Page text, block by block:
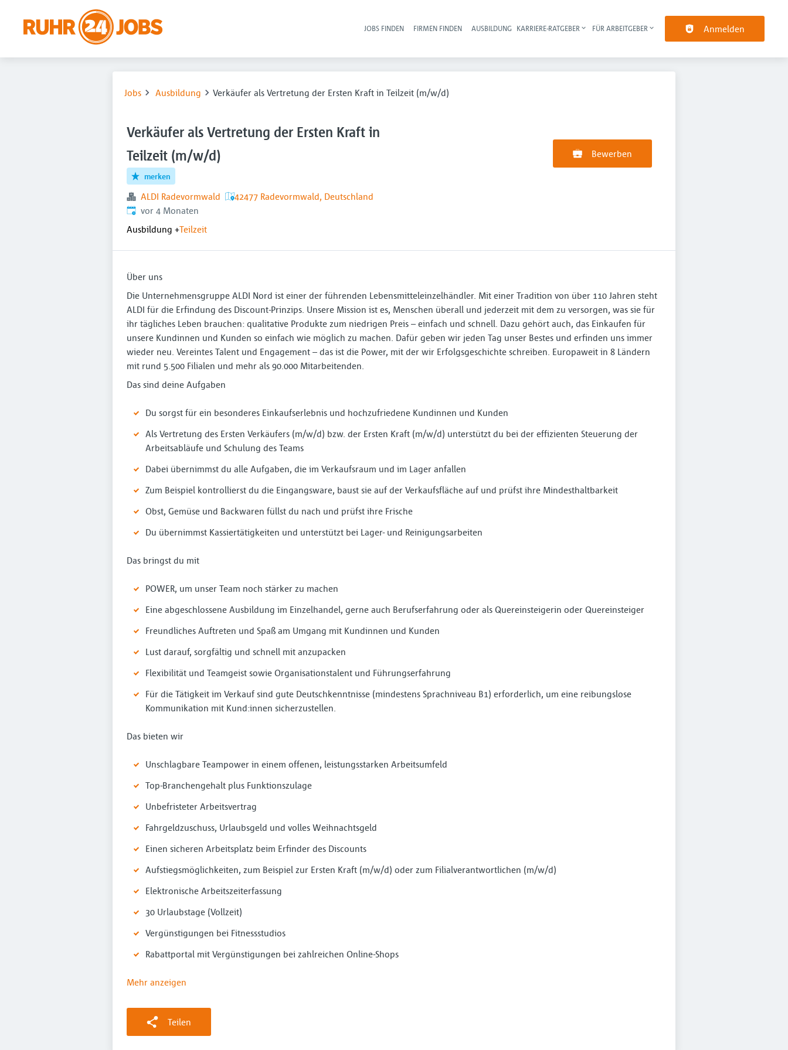
Haupt-Navigation
JOBS FINDEN FIRMEN FINDEN AUSBILDUNG KARRIERE-RATGEBER FÜR ARBEITGEBER Anmelden
Jobs Ausbildung Verkäufer als Vertretung der Ersten Kraft in Teilzeit (m/w/d)
Verkäufer als Vertretung der Ersten Kraft in
Teilzeit (m/w/d)
merken
ALDI Radevormwald
42477 Radevormwald, Deutschland
Veröffentlicht:
vor 4 Monaten
Ausbildung +Teilzeit
Bewerben
Über uns
Die Unternehmensgruppe ALDI Nord ist einer der führenden Lebensmitteleinzelhändler. Mit einer Tradition von über 110 Jahren steht
ALDI für die Erfindung des Discount-Prinzips. Unsere Mission ist es, Menschen überall und jederzeit mit dem zu versorgen, was sie für
ihr tägliches Leben brauchen: qualitative Produkte zum niedrigen Preis – einfach und schnell. Dazu gehört auch, das Einkaufen für
unsere Kundinnen und Kunden so einfach wie möglich zu machen. Dafür geben wir jeden Tag unser Bestes und erfinden uns immer
wieder neu. Vereintes Talent und Engagement – das ist die Power, mit der wir Erfolgsgeschichte schreiben. Europaweit in 8 Ländern
mit rund 5.500 Filialen und mehr als 90.000 Mitarbeitenden.
Das sind deine Aufgaben
Du sorgst für ein besonderes Einkaufserlebnis und hochzufriedene Kundinnen und Kunden
Als Vertretung des Ersten Verkäufers (m/w/d) bzw. der Ersten Kraft (m/w/d) unterstützt du bei der effizienten Steuerung der
Arbeitsabläufe und Schulung des Teams
Dabei übernimmst du alle Aufgaben, die im Verkaufsraum und im Lager anfallen
Zum Beispiel kontrollierst du die Eingangsware, baust sie auf der Verkaufsfläche auf und prüfst ihre Mindesthaltbarkeit
Obst, Gemüse und Backwaren füllst du nach und prüfst ihre Frische
Du übernimmst Kassiertätigkeiten und unterstützt bei Lager- und Reinigungsarbeiten
Das bringst du mit
POWER, um unser Team noch stärker zu machen
Eine abgeschlossene Ausbildung im Einzelhandel, gerne auch Berufserfahrung oder als Quereinsteigerin oder Quereinsteiger
Freundliches Auftreten und Spaß am Umgang mit Kundinnen und Kunden
Lust darauf, sorgfältig und schnell mit anzupacken
Flexibilität und Teamgeist sowie Organisationstalent und Führungserfahrung
Für die Tätigkeit im Verkauf sind gute Deutschkenntnisse (mindestens Sprachniveau B1) erforderlich, um eine reibungslose
Kommunikation mit Kund:innen sicherzustellen.
Das bieten wir
Unschlagbare Teampower in einem offenen, leistungsstarken Arbeitsumfeld
Top-Branchengehalt plus Funktionszulage
Unbefristeter Arbeitsvertrag
Fahrgeldzuschuss, Urlaubsgeld und volles Weihnachtsgeld
Einen sicheren Arbeitsplatz beim Erfinder des Discounts
Aufstiegsmöglichkeiten, zum Beispiel zur Ersten Kraft (m/w/d) oder zum Filialverantwortlichen (m/w/d)
Elektronische Arbeitszeiterfassung
30 Urlaubstage (Vollzeit)
Vergünstigungen bei Fitnessstudios
Rabattportal mit Vergünstigungen bei zahlreichen Online-Shops
Mehr anzeigen
Teilen